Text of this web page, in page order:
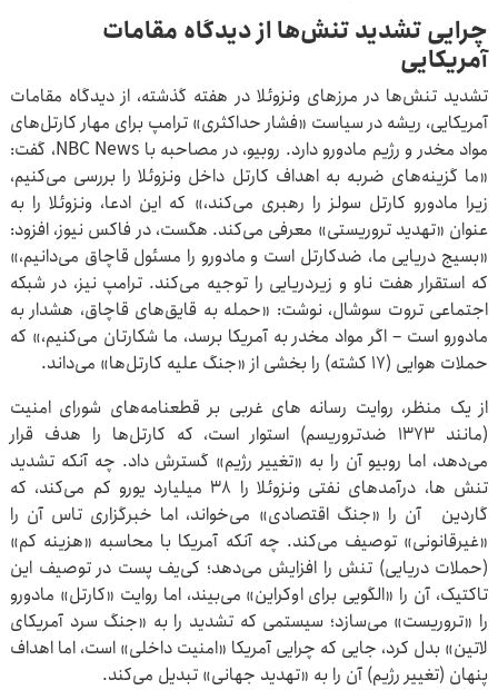
چرایی تشدید تنش‌ها از دیدگاه مقامات
آمریکایی
تشدید تنش‌ها در مرزهای ونزوئلا در هفته گذشته، از دیدگاه مقامات
آمریکایی، ریشه در سیاست «فشار حداکثری» ترامپ برای مهار کارتل‌های
مواد مخدر و رژیم مادورو دارد. روبیو، در مصاحبه با NBC News، گفت:
«ما گزینه‌های ضربه به اهداف کارتل داخل ونزوئلا را بررسی می‌کنیم،
زیرا مادورو کارتل سولز را رهبری می‌کند،» که این ادعا، ونزوئلا را به
عنوان «تهدید تروریستی» معرفی می‌کند. هگست، در فاکس نیوز، افزود:
«بسیج دریایی ما، ضدکارتل است و مادورو را مسئول قاچاق می‌دانیم،»
که استقرار هفت ناو و زیردریایی را توجیه می‌کند. ترامپ نیز، در شبکه
اجتماعی تروت سوشال، نوشت: «حمله به قایق‌های قاچاق، هشدار به
مادورو است – اگر مواد مخدر به آمریکا برسد، ما شکارتان می‌کنیم،» که
حملات هوایی (۱۷ کشته) را بخشی از «جنگ علیه کارتل‌ها» می‌داند.
از یک منظر، روایت رسانه های غربی بر قطعنامه‌های شورای امنیت
(مانند ۱۳۷۳ ضدتروریسم) استوار است، که کارتل‌ها را هدف قرار
می‌دهد، اما روبیو آن را به «تغییر رژیم» گسترش داد. چه آنکه تشدید
تنش ها، درآمدهای نفتی ونزوئلا را ۳۸ میلیارد یورو کم می‌کند، که
گاردین آن را «جنگ اقتصادی» می‌خواند، اما خبرگزاری تاس آن را
«غیرقانونی» توصیف می‌کند. چه آنکه آمریکا با محاسبه «هزینه کم»
(حملات دریایی) تنش را افزایش می‌دهد؛ کی‌یف پست در توصیف این
تاکتیک، آن را «الگویی برای اوکراین» می‌بیند، اما روایت «کارتل» مادورو
را «تروریست» می‌سازد؛ سیستمی که تشدید را به «جنگ سرد آمریکای
لاتین» بدل کرد، جایی که چرایی آمریکا «امنیت داخلی» است، اما اهداف
پنهان (تغییر رژیم) آن را به «تهدید جهانی» تبدیل می‌کند.